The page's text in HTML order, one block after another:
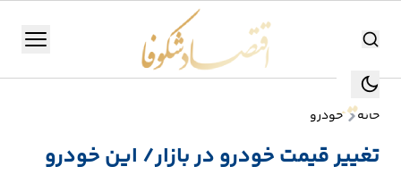
جستجو جستجو
منو
خانه خودرو
تغییر قیمت خودرو در بازار/ این خودرو